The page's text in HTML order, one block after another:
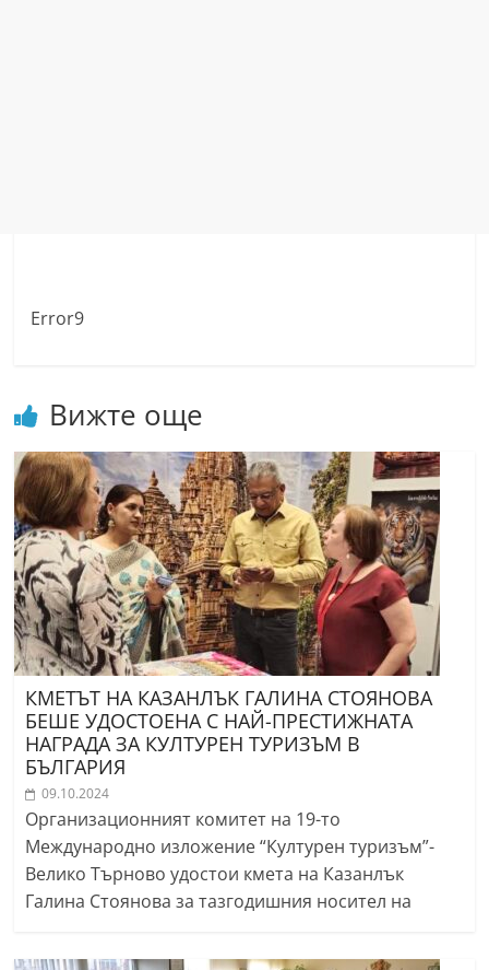
Error9
Вижте още
КМЕТЪТ НА КАЗАНЛЪК ГАЛИНА СТОЯНОВА
БЕШЕ УДОСТОЕНА С НАЙ-ПРЕСТИЖНАТА
НАГРАДА ЗА КУЛТУРЕН ТУРИЗЪМ В
БЪЛГАРИЯ
09.10.2024
Организационният комитет на 19-то
Международно изложение “Културен туризъм”-
Велико Търново удостои кмета на Казанлък
Галина Стоянова за тазгодишния носител на